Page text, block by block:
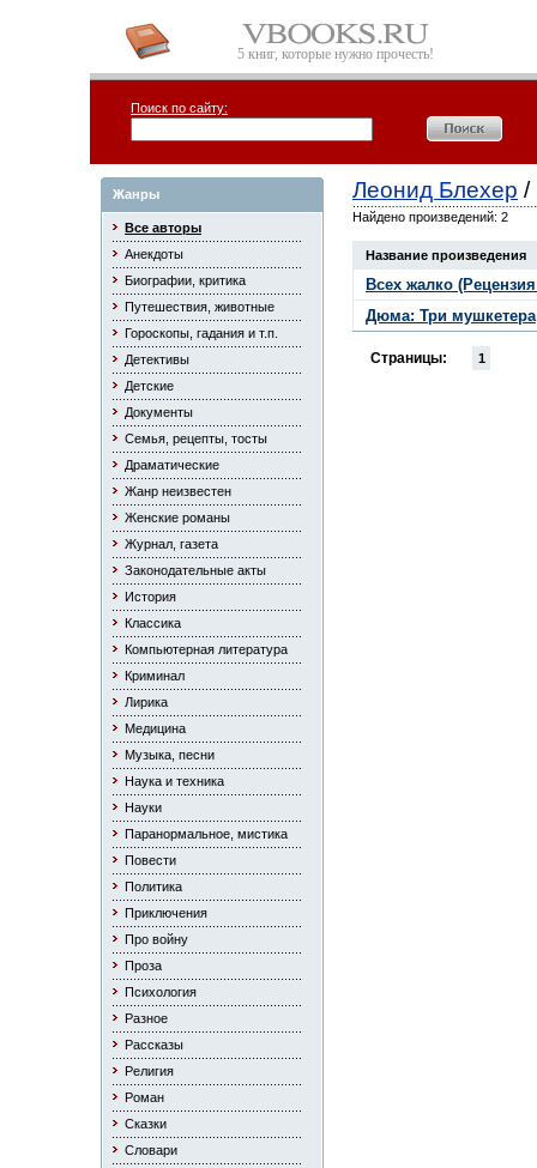
5 книг, которые нужно прочесть!
Поиск по сайту:
Жанры
Все авторы
Анекдоты
Биографии, критика
Путешествия, животные
Гороскопы, гадания и т.п.
Детективы
Детские
Документы
Семья, рецепты, тосты
Драматические
Жанр неизвестен
Женские романы
Журнал, газета
Законодательные акты
История
Классика
Компьютерная литература
Криминал
Лирика
Медицина
Музыка, песни
Наука и техника
Науки
Паранормальное, мистика
Повести
Политика
Приключения
Про войну
Проза
Психология
Разное
Рассказы
Религия
Роман
Сказки
Словари
Леонид Блехер /
Найдено произведений: 2
Название произведения
Всех жалко
Дюма: Три мушкетера
Страницы: 1